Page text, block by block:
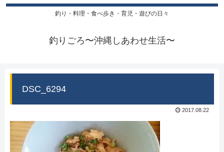
釣り・料理・食べ歩き・育児・遊びの日々
釣りごろ〜沖縄しあわせ生活〜
DSC_6294
2017.08.22